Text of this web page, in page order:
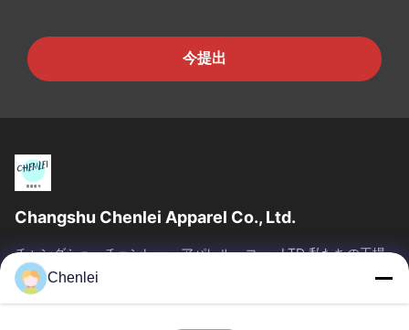
今提出
Changshu Chenlei Apparel Co., Ltd.
チャングシュ・チェンレー・アパレル・コー., LTD 私たちの工場
は2011年に設立され, 江苏省, 鈴州市に位置しています 上海空港か
ら90キロ離れた, 我々は200人以上の労働者を有し,主に編み物製
Chenlei